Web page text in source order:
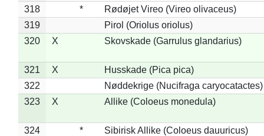
318
*
Rødøjet Vireo (Vireo olivaceus)
319
Pirol (Oriolus oriolus)
320
X Skovskade (Garrulus glandarius)
321 X
Husskade (Pica pica)
322
Nøddekrige (Nucifraga caryocatactes)
323
X Allike (Coloeus monedula)
324 *
Sibirisk Allike (Coloeus dauuricus)